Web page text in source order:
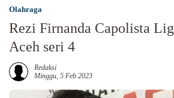
Olahraga
Rezi Firnanda Capolista
Aceh seri 4
Redaksi
Minggu, 5 Feb 2023